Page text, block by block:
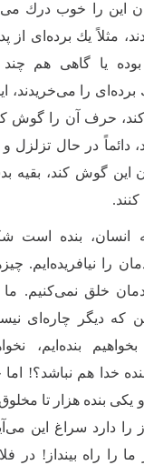
این را خوب درك
مثلاً یك برده‌‌اى از
یا گاهى هم
را می‌خریدند،
حرف آن را گوش
دائماً در حال
این گوش کند، بقیه
انسان، بنده است
را نیافریده‌ایم.
خلق نمى‌‌كنیم. ما
که دیگر چاره‌‌اى
بنده‌‌ایم،
خدا هم نباشد؟!
یكى بنده هزار تا
را دارد سراغ این
را راه بینداز! در